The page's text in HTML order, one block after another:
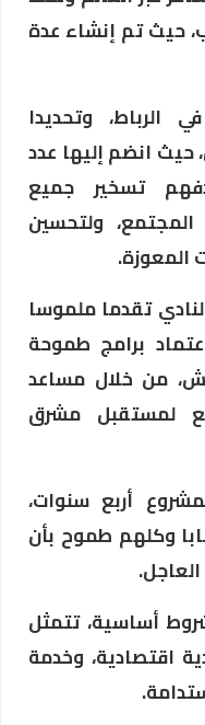
بالمغرب، حيث تم إنشاء عدة
الرباط، وتحديدا
حيث انضم إليها عدد
تسخير جميع
ولتحسين
المعوزة.
2009، سجل النادي تقدما ملموسا
برامج طموحة
من خلال مساعد
لمستقبل مشرق
أربع سنوات،
عليه بجد وهمة 70 شابا وكلهم طموح بأن
أساسية، تتمثل
اقتصادية، وخدمة